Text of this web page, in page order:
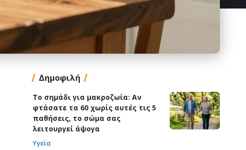
Δημοφιλή
Το σημάδι για μακροζωία: Αν
φτάσατε τα 60 χωρίς αυτές τις 5
παθήσεις, το σώμα σας
λειτουργεί άψογα
Υγεία